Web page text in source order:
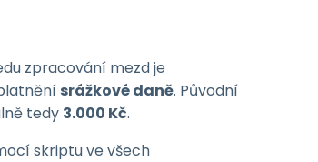
zpracování mezd je
srážkové daně. Původní
tedy 3.000 Kč.
skriptu ve všech